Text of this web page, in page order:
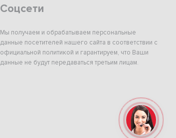
Соцсети
Мы получаем и обрабатываем персональные
данные посетителей нашего сайта в соответствии с
официальной политикой и гарантируем, что Ваши
данные не будут передаваться третьим лицам.